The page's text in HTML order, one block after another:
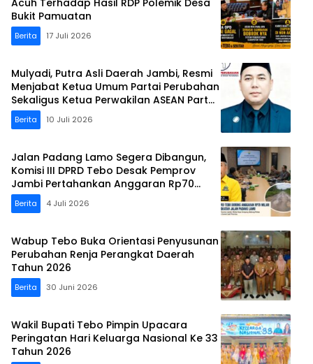
Bukit Pamuatan
Berita 17 Juli 2026
Mulyadi, Putra Asli Daerah Jambi, Resmi
Menjabat Ketua Umum Partai Perubahan
Sekaligus Ketua Perwakilan ASEAN Partai
Perubahan di Malaysia
Berita 10 Juli 2026
Jalan Padang Lamo Segera Dibangun,
Komisi III DPRD Tebo Desak Pemprov
Jambi Pertahankan Anggaran Rp70
Miliar
Berita 4 Juli 2026
Wabup Tebo Buka Orientasi Penyusunan
Perubahan Renja Perangkat Daerah
Tahun 2026
Berita 30 Juni 2026
Wakil Bupati Tebo Pimpin Upacara
Peringatan Hari Keluarga Nasional Ke 33
Tahun 2026